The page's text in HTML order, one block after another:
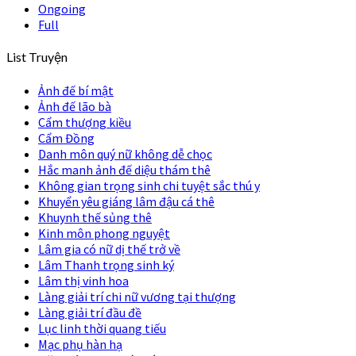
Ongoing
Full
List Truyện
Ảnh đế bí mật
Ảnh đế lão bà
Cẩm thượng kiều
Cẩm Đồng
Danh môn quý nữ không dễ chọc
Hắc manh ảnh đế diệu thám thê
Không gian trọng sinh chi tuyệt sắc thú y
Khuyển yêu giáng lâm đậu cá thê
Khuynh thế sủng thê
Kinh môn phong nguyệt
Lâm gia có nữ dị thế trở về
Lâm Thanh trọng sinh ký
Lâm thị vinh hoa
Làng giải trí chi nữ vương tại thượng
Làng giải trí đầu đề
Lục linh thời quang tiếu
Mạc phụ hàn hạ